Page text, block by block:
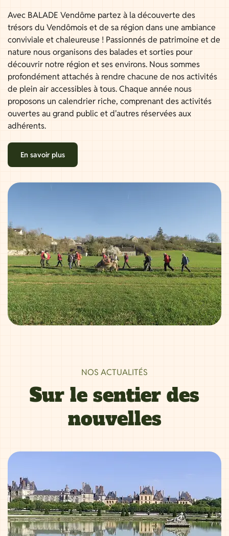
Avec BALADE Vendôme partez à la découverte des
trésors du Vendômois et de sa région dans une ambiance
conviviale et chaleureuse ! Passionnés de patrimoine et de
nature nous organisons des balades et sorties pour
découvrir notre région et ses environs. Nous sommes
profondément attachés à rendre chacune de nos activités
de plein air accessibles à tous. Chaque année nous
proposons un calendrier riche, comprenant des activités
ouvertes au grand public et d'autres réservées aux
adhérents.
En savoir plus
NOS ACTUALITÉS
Sur le sentier des
nouvelles